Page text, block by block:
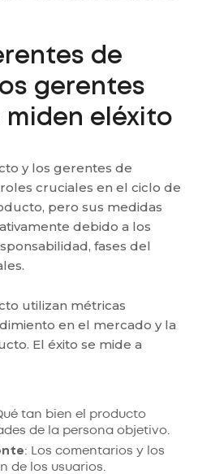
de
gerentes
eléxito
y los gerentes de
cruciales en el ciclo de
pero sus medidas
debido a los
fases del
utilizan métricas
en el mercado y la
El éxito se mide a
tan bien el producto
de la persona objetivo.
: Los comentarios y los
de los usuarios.